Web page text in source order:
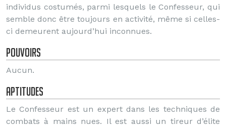
individus costumés, parmi lesquels le Confesseur, qui
semble donc être toujours en activité, même si celles-
ci demeurent aujourd’hui inconnues.
Pouvoirs
Aucun.
Aptitudes
Le Confesseur est un expert dans les techniques de
combats à mains nues. Il est aussi un tireur d’élite